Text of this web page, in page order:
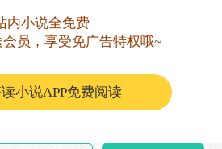
大将军，这是做什么？……
内小说全免费
员，享受免广告特权哦~
小说APP免费阅读